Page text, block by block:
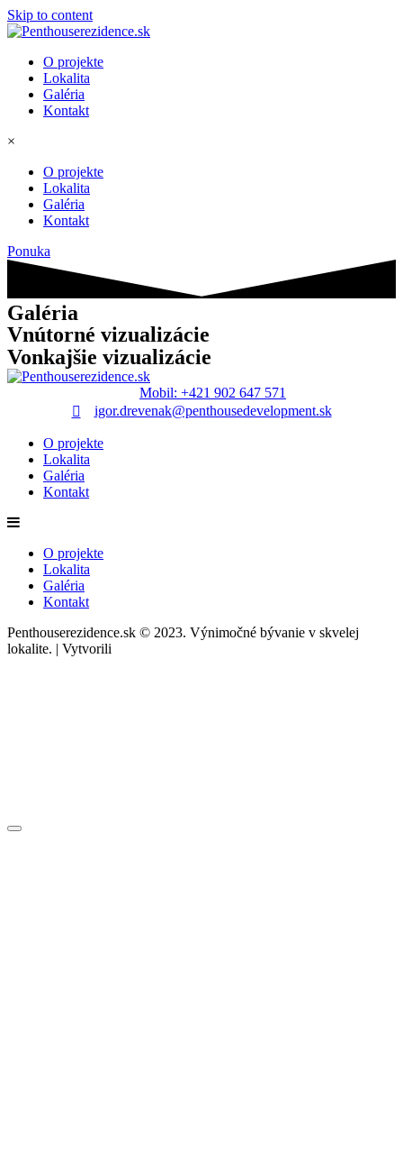
Skip to content
O projekte
Lokalita
Galéria
Kontakt
×
O projekte
Lokalita
Galéria
Kontakt
Ponuka
Galéria
Vnútorné vizualizácie
Vonkajšie vizualizácie
Mobil: +421 902 647 571
igor.drevenak@penthousedevelopment.sk
O projekte
Lokalita
Galéria
Kontakt
O projekte
Lokalita
Galéria
Kontakt
Penthouserezidence.sk © 2023. Výnimočné bývanie v skvelej
lokalite. | Vytvorili